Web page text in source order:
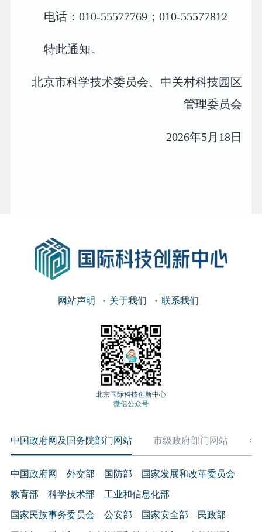
电话：010-55577769；010-55577812
特此通知。
北京市科学技术委员会、中关村科技园区
管理委员会
2026年5月18日
网站声明 关于我们 联系我们
北京国际科技创新中心
微信公众号
中国政府网及国务院部门网站 市级政府部门网站 各
中国政府网 外交部 国防部 国家发展和改革委员会
教育部 科学技术部 工业和信息化部
国家民族事务委员会 公安部 国家安全部 民政部